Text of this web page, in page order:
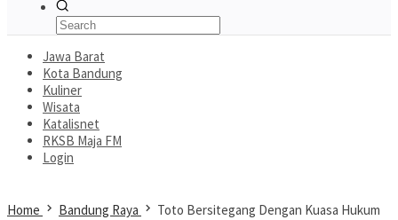
Jawa Barat
Kota Bandung
Kuliner
Wisata
Katalisnet
RKSB Maja FM
Login
Home Bandung Raya Toto Bersitegang Dengan Kuasa Hukum